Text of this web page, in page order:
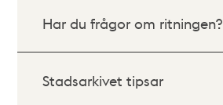
Har du frågor om ritningen?
Stadsarkivet tipsar